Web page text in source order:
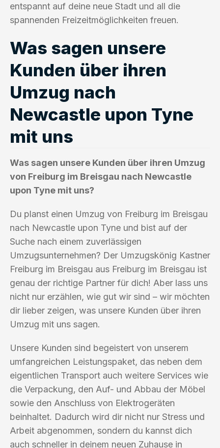
entspannt auf deine neue Stadt und all die
spannenden Freizeitmöglichkeiten freuen.
Was sagen unsere
Kunden über ihren
Umzug nach
Newcastle upon Tyne
mit uns
Was sagen unsere Kunden über ihren Umzug
von Freiburg im Breisgau nach Newcastle
upon Tyne mit uns?
Du planst einen Umzug von Freiburg im Breisgau
nach Newcastle upon Tyne und bist auf der
Suche nach einem zuverlässigen
Umzugsunternehmen? Der Umzugskönig Kastner
Freiburg im Breisgau aus Freiburg im Breisgau ist
genau der richtige Partner für dich! Aber lass uns
nicht nur erzählen, wie gut wir sind – wir möchten
dir lieber zeigen, was unsere Kunden über ihren
Umzug mit uns sagen.
Unsere Kunden sind begeistert von unserem
umfangreichen Leistungspaket, das neben dem
eigentlichen Transport auch weitere Services wie
die Verpackung, den Auf- und Abbau der Möbel
sowie den Anschluss von Elektrogeräten
beinhaltet. Dadurch wird dir nicht nur Stress und
Arbeit abgenommen, sondern du kannst dich
auch schneller in deinem neuen Zuhause in